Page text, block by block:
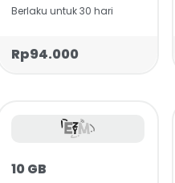
Berlaku untuk 30 hari
Rp94.000
10 GB